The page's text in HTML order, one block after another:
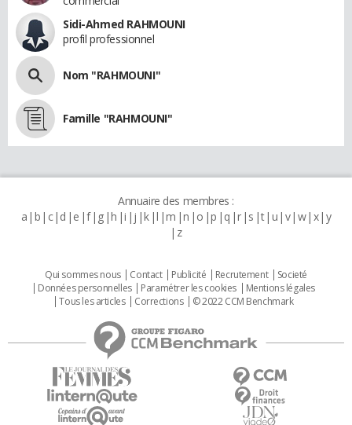
Sidi-Ahmed RAHMOUNI
profil professionnel
Nom "RAHMOUNI"
Famille "RAHMOUNI"
Annuaire des membres :
a b c d e f g h i j k l m n o p q r s t u v w x y
z
Qui sommes nous Contact Publicité Recrutement
Societé
Données personnelles
Paramétrer les cookies
Mentions légales
Tous les articles
Corrections © 2022 CCM Benchmark